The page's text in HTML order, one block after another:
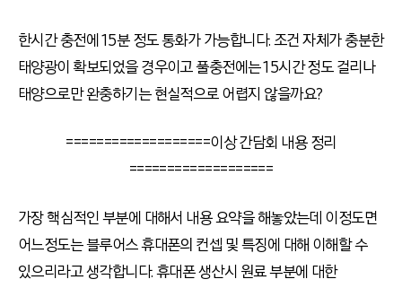
한시간 충전에 15분 정도 통화가 가능합니다. 조건 자체가 충분한
태양광이 확보되었을 경우이고 풀충전에는 15시간 정도 걸리나
태양으로만 완충하기는 현실적으로 어렵지 않을까요?
===================이상 간담회 내용 정리
===================
가장 핵심적인 부분에 대해서 내용 요약을 해놓았는데 이정도면
어느정도는 블루어스 휴대폰의 컨셉 및 특징에 대해 이해할 수
있으리라고 생각합니다. 휴대폰 생산시 원료 부분에 대한